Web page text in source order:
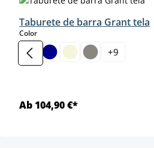
Taburete de barra Grant tela
Colorselect
+9
Ab 104,90 €*